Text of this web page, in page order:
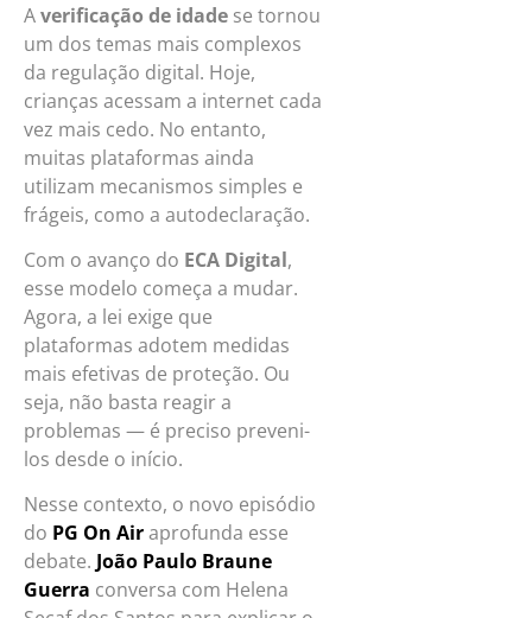
Averificação de idadese tornou
um dos temas mais complexos
da regulação digital. Hoje,
crianças acessam a internet cada
vez mais cedo. No entanto,
muitas plataformas ainda
utilizam mecanismos simples e
frágeis, como a autodeclaração.
Com o avanço do ECA Digital,
esse modelo começa a mudar.
Agora, a lei exige que
plataformas adotem medidas
mais efetivas de proteção. Ou
seja, não basta reagir a
problemas — é preciso preveni-
los desde o início.
Nesse contexto, o novo episódio
do PG On Airaprofunda esse
debate. João Paulo Braune
Guerra conversa com Helena